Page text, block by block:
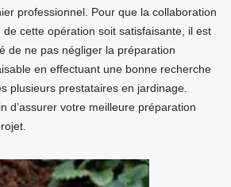
professionnel. Pour que la collaboration
cette opération soit satisfaisante, il est
de ne pas négliger la préparation
en effectuant une bonne recherche
plusieurs prestataires en jardinage.
d’assurer votre meilleure préparation